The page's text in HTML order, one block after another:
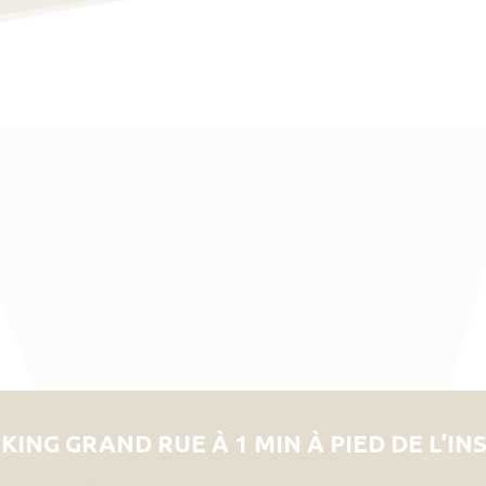
GRAND RUE À 1 MIN À PIED DE